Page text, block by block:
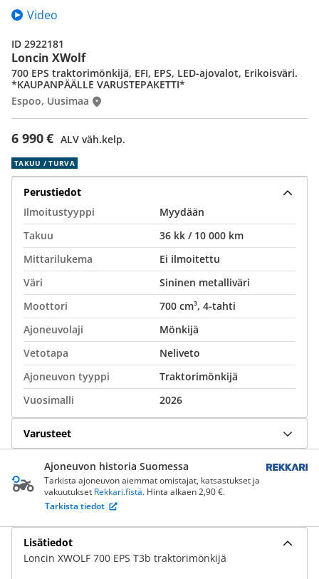
Loncin XWolf
6 990 € ALV väh.kelp.
700 EPS traktorimönkijä, EFI, EPS, LED-ajovalot, Erikoisväri.
*KAUPANPÄÄLLE VARUSTEPAKETTI*
Espoo, Uusimaa
ID 2922181
Video
TAKUU / TURVA
Perustiedot
Ilmoitustyyppi
Myydään
Takuu
36 kk / 10 000 km
Mittarilukema
Ei ilmoitettu
Väri
Sininen metalliväri
Moottori
700 cm³, 4-tahti
Ajoneuvolaji
Mönkijä
Vetotapa
Neliveto
Ajoneuvon tyyppi
Traktorimönkijä
Vuosimalli
2026
Varusteet
Ajoneuvon historia Suomessa
Tarkista ajoneuvon aiemmat omistajat, katsastukset ja
vakuutukset Rekkari.fistä. Hinta alkaen 2,90 €.
Tarkista tiedot
Lisätiedot
Loncin XWOLF 700 EPS T3b traktorimönkijä